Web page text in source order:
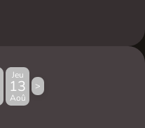
Jeu
13
Aoû
>